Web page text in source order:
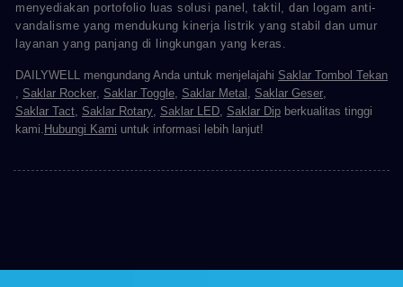
menyediakan portofolio luas solusi panel, taktil, dan logam anti-
vandalisme yang mendukung kinerja listrik yang stabil dan umur
layanan yang panjang di lingkungan yang keras.
DAILYWELL mengundang Anda untuk menjelajahi Saklar Tombol Tekan
, Saklar Rocker, Saklar Toggle, Saklar Metal , Saklar Geser,
Saklar Tact, Saklar Rotary, Saklar LED, Saklar Dip berkualitas tinggi
kami. Hubungi Kami untuk informasi lebih lanjut!